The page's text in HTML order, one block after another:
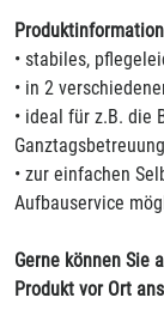
• stabiles,
• in 2
• ideal für z.B. die
Ganztagsbetreuung
• zur einfachen
Aufbauservice
Gerne können Sie
Produkt vor Ort